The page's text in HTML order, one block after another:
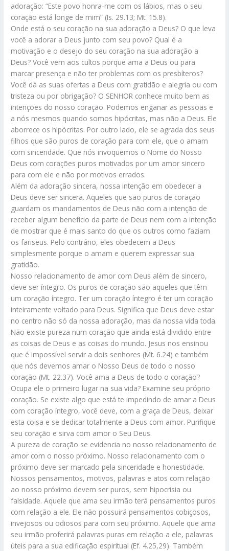
adoração: “Este povo honra-me com os lábios, mas o seu
coração está longe de mim” (Is. 29.13; Mt. 15.8).
Onde está o seu coração na sua adoração a Deus? O que leva
você a adorar a Deus junto com seu povo? Qual é a
motivação e o desejo do seu coração na sua adoração a
Deus? Você vem aos cultos porque ama a Deus ou para
marcar presença e não ter problemas com os presbíteros?
Você dá as suas ofertas a Deus com gratidão e alegria ou com
tristeza ou por obrigação? O SENHOR conhece muito bem as
intenções do nosso coração. Podemos enganar as pessoas e
a nós mesmos quando somos hipócritas, mas não a Deus. Ele
aborrece os hipócritas. Por outro lado, ele se agrada dos seus
filhos que são puros de coração para com ele, que o amam
com sinceridade. Que nós invoquemos o Nome do Nosso
Deus com corações puros motivados por um amor sincero
para com ele e não por motivos errados.
Além da adoração sincera, nossa intenção em obedecer a
Deus deve ser sincera. Aqueles que são puros de coração
guardam os mandamentos de Deus não com a intenção de
receber algum benefício da parte de Deus nem com a intenção
de mostrar que é mais santo do que os outros como faziam
os fariseus. Pelo contrário, eles obedecem a Deus
simplesmente porque o amam e querem expressar sua
gratidão.
Nosso relacionamento de amor com Deus além de sincero,
deve ser íntegro. Os puros de coração são aqueles que têm
um coração íntegro. Ter um coração íntegro é ter um coração
inteiramente voltado para Deus. Significa que Deus deve estar
no centro não só da nossa adoração, mas da nossa vida toda.
Não existe pureza num coração que ainda está dividido entre
as coisas de Deus e as coisas do mundo. Jesus nos ensinou
que é impossível servir a dois senhores (Mt. 6.24) e também
que nós devemos amar o Nosso Deus de todo o nosso
coração (Mt. 22.37). Você ama a Deus de todo o coração?
Ocupa ele o primeiro lugar na sua vida? Examine seu próprio
coração. Se existe algo que está te impedindo de amar a Deus
com coração íntegro, você deve, com a graça de Deus, deixar
esta coisa e se dedicar totalmente a Deus com amor. Purifique
seu coração e sirva com amor o Seu Deus.
A pureza de coração se evidencia no nosso relacionamento de
amor com o nosso próximo. Nosso relacionamento com o
próximo deve ser marcado pela sinceridade e honestidade.
Nossos pensamentos, motivos, palavras e atos com relação
ao nosso próximo devem ser puros, sem hipocrisia ou
falsidade. Aquele que ama seu irmão terá pensamentos puros
com relação a ele. Ele não possuirá pensamentos cobiçosos,
invejosos ou odiosos para com seu próximo. Aquele que ama
seu irmão proferirá palavras puras em relação a ele, palavras
úteis para a sua edificação espiritual (Ef. 4.25,29). Também